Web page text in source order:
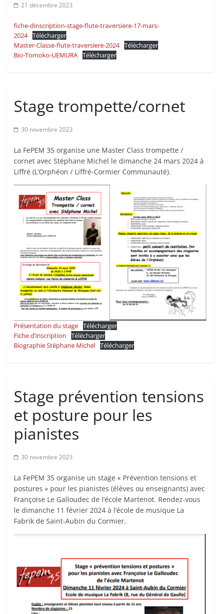
21 décembre 2023
fiche-dinscription-stage-flute-traversiere-17-mars-
2024 Télécharger
Master-Classe-flute-traversiere-2024 Télécharger
Bio-Tomoko-UEMURA Télécharger
Stage trompette/cornet
30 novembre 2023
La FePEM 35 organise une Master Class trompette /
cornet avec Stéphane Michel le dimanche 24 mars 2024 à
Liffré (L’Orphéon / Liffré-Cormier Communauté).
Présentation du stage Télécharger
Fiche d’inscription
Télécharger
Biographie Stéphane Michel Télécharger
Stage prévention tensions
et posture pour les
pianistes
30 novembre 2023
La FePEM 35 organise un stage « Prévention tensions et
postures » pour les pianistes (élèves ou enseignants) avec
Françoise Le Galloudec de l’école Martenot. Rendez-vous
le dimanche 11 février 2024 à l’école de musique La
Fabrik de Saint-Aubin du Cormier.